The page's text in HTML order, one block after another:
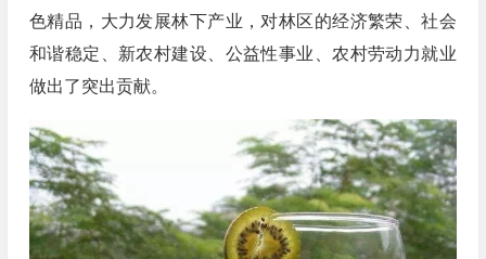
色精品，大力发展林下产业，对林区的经济繁荣、社会
和谐稳定、新农村建设、公益性事业、农村劳动力就业
做出了突出贡献。